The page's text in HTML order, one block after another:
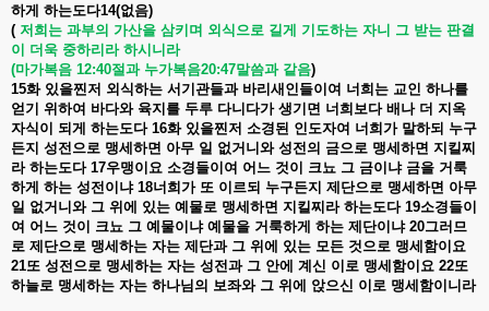
하게 하는도다14(없음)
( 저희는 과부의 가산을 삼키며 외식으로 길게 기도하는 자니 그 받는 판결
이
더욱 중하리라 하시니라
(마가복음 12:40절과 누가복음20:47말씀과 같음)
15화 있을찐저 외식하는 서기관들과 바리새인들이여 너희는 교인 하나를
얻기 위하여 바다와 육지를 두루 다니다가 생기면 너희보다 배나 더 지옥
자식이
되게 하는도다16화 있을찐저 소경된 인도자여 너희가 말하되 누구
든지 성전으로 맹세하면 아무 일 없거니와 성전의 금으로 맹세하면 지킬찌
라 하는도다17우맹이요 소경들이여 어느 것이 크뇨 그 금이냐 금을 거룩
하게 하는 성전이냐18너희가 또 이르되 누구든지 제단으로 맹세하면 아무
일 없거니와 그 위에 있는 예물로 맹세하면 지킬찌라 하는도다19소경들이
여 어느 것이 크뇨 그 예물이냐 예물을 거룩하게 하는 제단이냐20그러므
로 제단으로 맹세하는 자는 제단과 그 위에 있는 모든 것으로 맹세함이요
21또 성전으로 맹세하는 자는 성전과 그 안에 계신 이로 맹세함이요 22또
하늘로 맹세하는 자는 하나님의 보좌와 그 위에 앉으신 이로 맹세함이니라